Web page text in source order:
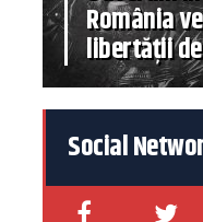
România
libertății
Social